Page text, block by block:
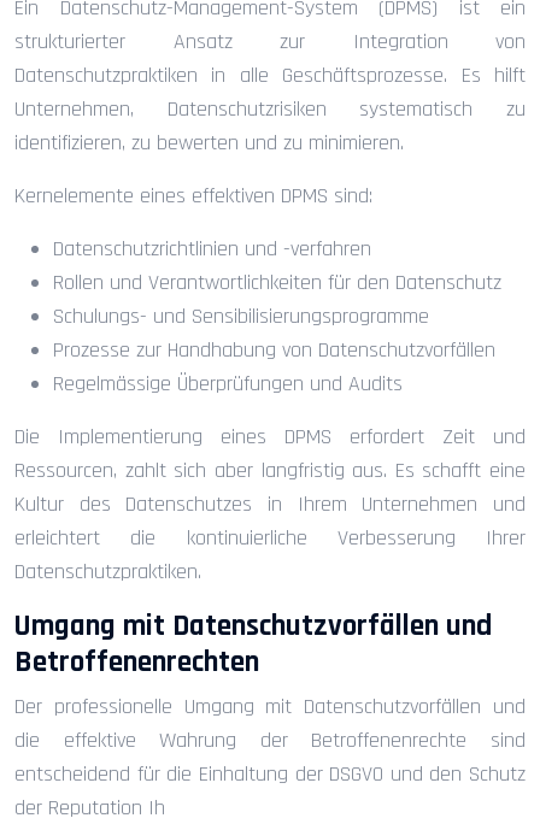
Ein Datenschutz-Management-System (DPMS) ist ein
strukturierter Ansatz zur Integration von
Datenschutzpraktiken in alle Geschäftsprozesse. Es hilft
Unternehmen, Datenschutzrisiken systematisch zu
identifizieren, zu bewerten und zu minimieren.
Kernelemente eines effektiven DPMS sind:
Datenschutzrichtlinien und -verfahren
Rollen und Verantwortlichkeiten für den Datenschutz
Schulungs- und Sensibilisierungsprogramme
Prozesse zur Handhabung von Datenschutzvorfällen
Regelmässige Überprüfungen und Audits
Die Implementierung eines DPMS erfordert Zeit und
Ressourcen, zahlt sich aber langfristig aus. Es schafft eine
Kultur des Datenschutzes in Ihrem Unternehmen und
erleichtert die kontinuierliche Verbesserung Ihrer
Datenschutzpraktiken.
Umgang mit Datenschutzvorfällen und
Betroffenenrechten
Der professionelle Umgang mit Datenschutzvorfällen und
die effektive Wahrung der Betroffenenrechte sind
entscheidend für die Einhaltung der DSGVO und den Schutz
der Reputation Ih